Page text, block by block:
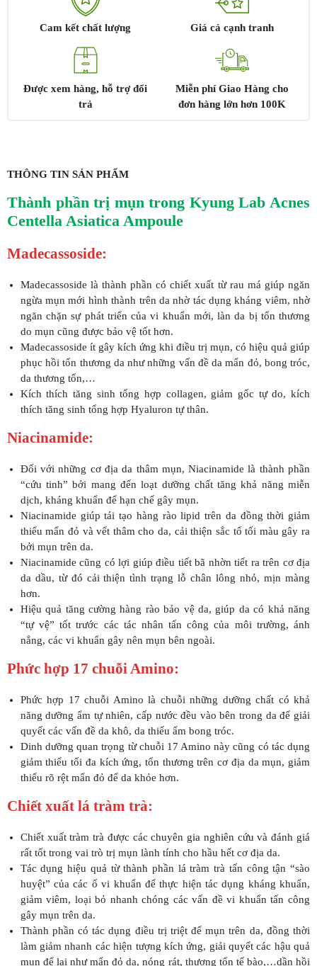
Cam kết chất lượng Giá cả cạnh tranh
Được xem hàng, hỗ trợ đổi
trả
Miễn phí Giao Hàng cho
đơn hàng lớn hơn 100K
THÔNG TIN SẢN PHẨM
Thành phần trị mụn trong Kyung Lab Acnes
Centella Asiatica Ampoule
Madecassoside:
Madecassoside là thành phần có chiết xuất từ rau má giúp ngăn
ngừa mụn mới hình thành trên da nhờ tác dụng kháng viêm, nhờ
ngăn chặn sự phát triển của vi khuẩn mới, làn da bị tổn thương
do mụn cũng được bảo vệ tốt hơn.
Madecassoside ít gây kích ứng khi điều trị mụn, có hiệu quả giúp
phục hồi tổn thương da như những vấn đề da mẩn đỏ, bong tróc,
da thương tổn,…
Kích thích tăng sinh tổng hợp collagen, giảm gốc tự do, kích
thích tăng sinh tổng hợp Hyaluron tự thân.
Niacinamide:
Đối với những cơ địa da thâm mụn, Niacinamide là thành phần
“cứu tinh” bởi mang đến loạt dưỡng chất tăng khả năng miễn
dịch, kháng khuẩn để hạn chế gây mụn.
Niacinamide giúp tái tạo hàng rào lipid trên da đồng thời giảm
thiểu mẩn đỏ và vết thâm cho da, cải thiện sắc tố tối màu gây ra
bởi mụn trên da.
Niacinamide cũng có lợi giúp điều tiết bã nhờn tiết ra trên cơ địa
da dầu, từ đó cải thiện tình trạng lỗ chân lông nhỏ, mịn màng
hơn.
Hiệu quả tăng cường hàng rào bảo vệ da, giúp da có khả năng
“tự vệ” tốt trước các tác nhân tấn công của môi trường, ánh
nắng, các vi khuẩn gây nên mụn bên ngoài.
Phức hợp 17 chuỗi Amino:
Phức hợp 17 chuỗi Amino là chuỗi những dưỡng chất có khả
năng dưỡng ẩm tự nhiên, cấp nước đều vào bên trong da để giải
quyết các vấn đề da khô, da thiếu ẩm bong tróc.
Dinh dưỡng quan trọng từ chuỗi 17 Amino này cũng có tác dụng
giảm thiểu tối đa kích ứng, tổn thương trên cơ địa da mụn, giảm
thiểu rõ rệt mẩn đỏ để da khỏe hơn.
Chiết xuất lá tràm trà:
Chiết xuất tràm trà được các chuyên gia nghiên cứu và đánh giá
rất tốt trong vai trò trị mụn lành tính cho hầu hết cơ địa da.
Tác dụng hiệu quả từ thành phần lá tràm trà tấn công tận “sào
huyệt” của các ổ vi khuẩn để thực hiện tác dụng kháng khuẩn,
giảm viêm, loại bỏ nhanh chóng các vấn đề vi khuẩn tấn công
gây mụn trên da.
Thành phần có tác dụng điều trị triệt để mụn trên da, đồng thời
làm giảm nhanh các hiện tượng kích ứng, giải quyết các hậu quả
mụn để lại như mẩn đỏ da, nóng rát, thương tổn tế bào,…dần hồi